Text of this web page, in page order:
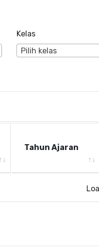
Kelas
Pilih kelas
Tahun Ajaran